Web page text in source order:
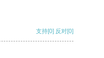
支持[0] 反对[0]